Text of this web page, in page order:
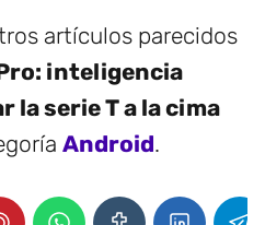
artículos parecidos
inteligencia
serie T a la cima
Android.